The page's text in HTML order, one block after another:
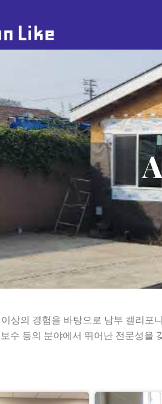
상의 경험을 바탕으로 남부 캘리포
수 등의 분야에서 뛰어난 전문성